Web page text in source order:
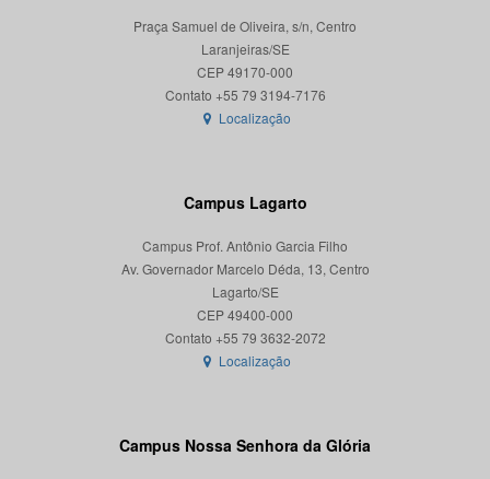
Praça Samuel de Oliveira, s/n, Centro
Laranjeiras/SE
CEP 49170-000
Localização
Campus Lagarto
Campus Prof. Antônio Garcia Filho
Av. Governador Marcelo Déda, 13, Centro
Lagarto/SE
CEP 49400-000
Localização
Campus Nossa Senhora da Glória